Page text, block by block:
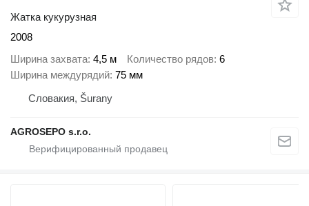
Жатка кукурузная
2008
Ширина захвата 4,5 м Количество рядов 6
Ширина междурядий 75 мм
Словакия, Šurany
AGROSEPO s.r.o.